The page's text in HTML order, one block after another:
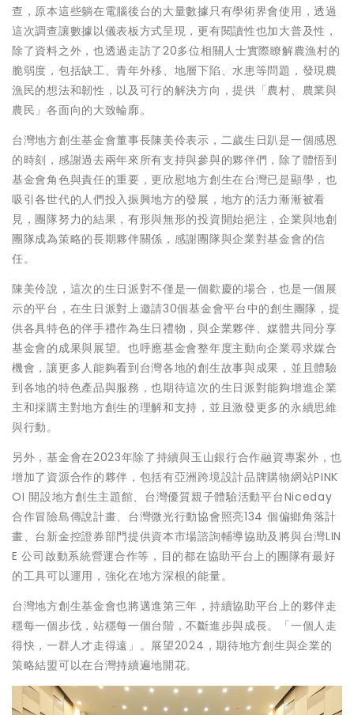
查，原本這些躺在電腦後台的大量數據只有學術界會使用，透過
這次調查讓數據以儀表板方式呈現，更有閱讀性也加大普及性，
除了資料之外，也透過走訪了20多位相關人士實際瞭解農漁村的
脆弱度，包括缺工、青年外移、地層下陷、水患等問題，發現農
漁民的想法和韌性，以及可行的解決方向，提供「農村、農業與
農民」各面向的大致輪廓。
台灣地方創生基金會董事長陳美伶表示，二歲生日趴是一個感恩
的時刻，感謝過去兩年來所有支持與參與的夥伴們，除了體悟到
基金會角色與責任的重要，更欣慰地方創生在台灣已是顯學，也
吸引各世代的人們投入振興地方的發展，地方的活力漸漸被看
見，團隊努力的結果，有形與無形的投資開始挹注，企業與地創
團隊成為策略的長期夥伴關係，感謝團隊與企業對基金會的信
任。
陳美伶說，這次的生日派對不僅是一個歡慶的場合，也是一個展
示的平台，在生日派對上邀請30個基金會平台中的創生團隊，提
供各具特色的伴手禮作為生日禮物，與企業夥伴、媒體共同分享
基金會的成果與展望。也呼應基金會整年度主動向企業尋求媒合
機會，讓更多人能夠看到台灣各地的創生故事與成果，並且體驗
到各地的特色產品與服務，也期待這次的生日派對能夠增進企業
主和採購主對地方創生的理解和支持，並且激發更多的永續思維
與行動。
另外，基金會在2023年除了持續與玉山銀行合作融資專案外，也
增加了資源合作的夥伴，包括有亞洲跨境設計品牌購物網站PINK
OI 開設地方創生主題館、台灣優質親子體驗活動平台Niceday
合作冒險島傳說計畫、台灣微光行動協會照亮134 個偏鄉角落計
畫、台新金控證券部門提供資本市場諮詢輔導協助及將與台灣LIN
E 公司啟動系統營運合作等，目的都在協助平台上的團隊有最好
的工具可以運用，強化在地方深根的能量。
台灣地方創生基金會也將邁進第三年，持續協助平台上的夥伴走
穩每一個步伐，站穩每一個台階，不斷進步與成長。「一個人走
得快，一群人才走得遠」。展望2024，期待地方創生與企業的
策略結盟可以在台灣持續遍地開花。